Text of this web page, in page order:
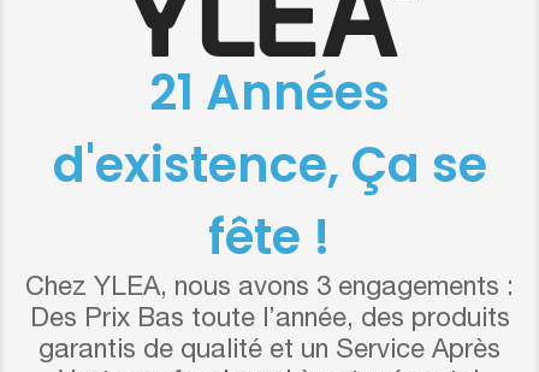
21 Années
d'existence, Ça se
fête !
Chez YLEA, nous avons 3 engagements :
Des Prix Bas toute l’année, des produits
garantis de qualité et un Service Après